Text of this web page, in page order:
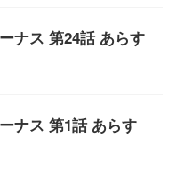
ナス 第24話 あらす
ナス 第1話 あらす